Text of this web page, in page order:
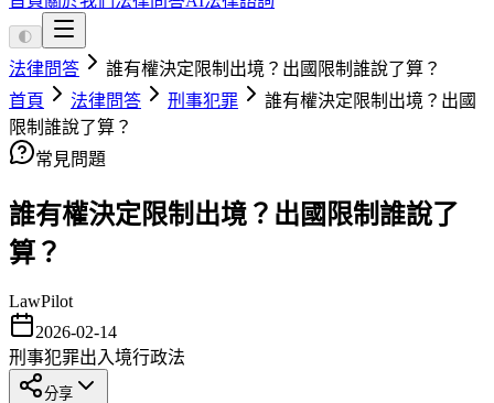
🌓
法律問答
誰有權決定限制出境？出國限制誰說了算？
首頁
法律問答 刑事犯罪
誰有權決定限制出境？出國
限制誰說了算？
常見問題
誰有權決定限制出境？出國限制誰說了
算？
LawPilot
2026-02-14
刑事犯罪出入境行政法
分享